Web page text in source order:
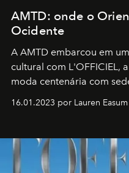
AMTD: onde o
Ocidente
A AMTD embarcou em
cultural com L'OFFICIEL,
moda centenária com
16.01.2023 por Lauren Easum